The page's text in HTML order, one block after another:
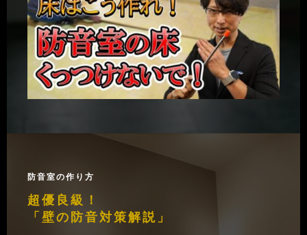
防音室の作り方
超優良級！
「壁の防音対策解説」